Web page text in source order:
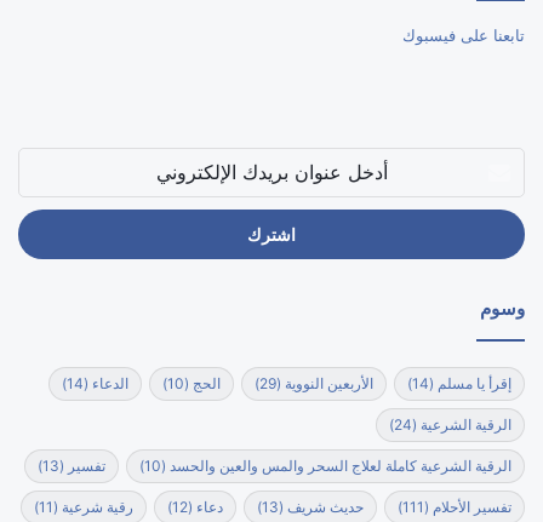
تابعنا على فيسبوك
بريدك
الإلكتروني
وسوم
إقرأ يا مسلم (14) الأربعين النووية (29) الحج (10) الدعاء (14)
الرقية الشرعية (24)
الرقية الشرعية كاملة لعلاج السحر والمس والعين والحسد (10) تفسير (13)
تفسير الأحلام (111) حديث شريف (13) دعاء (12) رقية شرعية (11)